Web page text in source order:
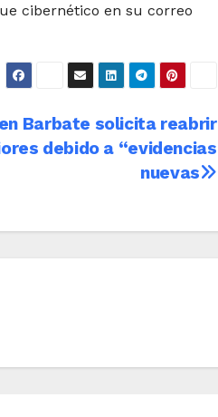
cibernético en su correo
Barbate solicita reabrir
debido a “evidencias
nuevas